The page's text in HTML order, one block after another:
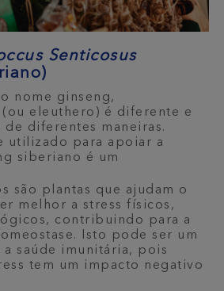
Senticosus
nome ginseng,
(ou eleuthero) é diferente e
de diferentes maneiras.
utilizado para apoiar a
siberiano é um
são plantas que ajudam o
melhor a stress físicos,
contribuindo para a
Isto pode ser um
saúde imunitária, pois
tem um impacto negativo